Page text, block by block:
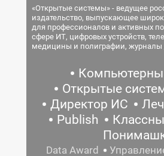
«Открытые системы» - ведущее
издательство, выпускающее
для профессионалов и активных
сфере ИТ, цифровых устройств,
медицины и полиграфии, журналы
Открытые
Директор ИС
Publish
Data Award